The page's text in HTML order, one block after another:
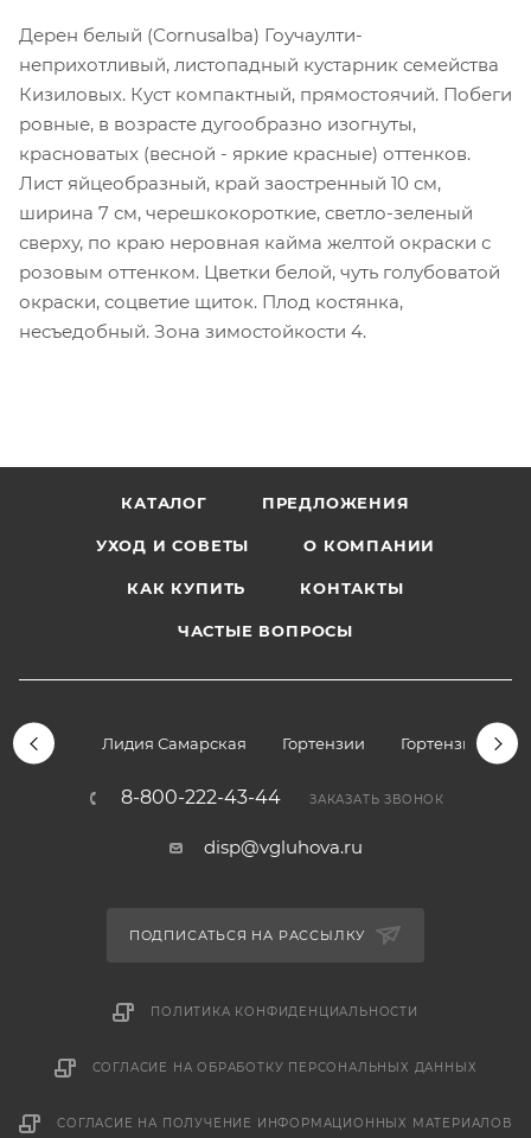
Дерен белый (Cornusalba) Гоучаулти-
неприхотливый, листопадный кустарник семейства
Кизиловых. Куст компактный, прямостоячий. Побеги
ровные, в возрасте дугообразно изогнуты,
красноватых (весной - яркие красные) оттенков.
Лист яйцеобразный, край заостренный 10 см,
ширина 7 см, черешкокороткие, светло-зеленый
сверху, по краю неровная кайма желтой окраски с
розовым оттенком. Цветки белой, чуть голубоватой
окраски, соцветие щиток. Плод костянка,
несъедобный. Зона зимостойкости 4.
КАТАЛОГ ПРЕДЛОЖЕНИЯ
УХОД И СОВЕТЫ О КОМПАНИИ
КАК КУПИТЬ КОНТАКТЫ
ЧАСТЫЕ ВОПРОСЫ
Лидия Самарская Гортензии Гортензии
8-800-222-43-44 ЗАКАЗАТЬ ЗВОНОК
disp@vgluhova.ru
ПОДПИСАТЬСЯ НА РАССЫЛКУ
ПОЛИТИКА КОНФИДЕНЦИАЛЬНОСТИ
СОГЛАСИЕ НА ОБРАБОТКУ ПЕРСОНАЛЬНЫХ ДАННЫХ
СОГЛАСИЕ НА ПОЛУЧЕНИЕ ИНФОРМАЦИОННЫХ МАТЕРИАЛОВ